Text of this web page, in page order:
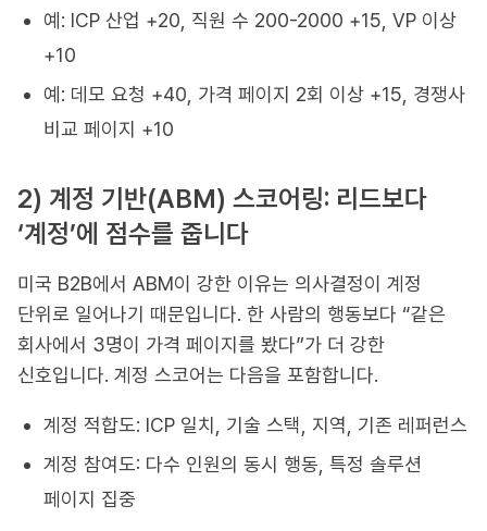
예: ICP 산업 +20, 직원 수 200-2000 +15, VP 이상
+10
예: 데모 요청 +40, 가격 페이지 2회 이상 +15, 경쟁사
비교 페이지 +10
2) 계정 기반(ABM) 스코어링: 리드보다
‘계정’에 점수를 줍니다
미국 B2B에서 ABM이 강한 이유는 의사결정이 계정
단위로 일어나기 때문입니다. 한 사람의 행동보다 “같은
회사에서 3명이 가격 페이지를 봤다”가 더 강한
신호입니다. 계정 스코어는 다음을 포함합니다.
계정 적합도: ICP 일치, 기술 스택, 지역, 기존 레퍼런스
계정 참여도: 다수 인원의 동시 행동, 특정 솔루션
페이지 집중